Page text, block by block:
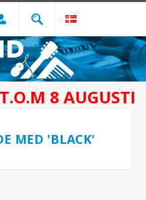
8 AUGUSTI
MED 'BLACK'